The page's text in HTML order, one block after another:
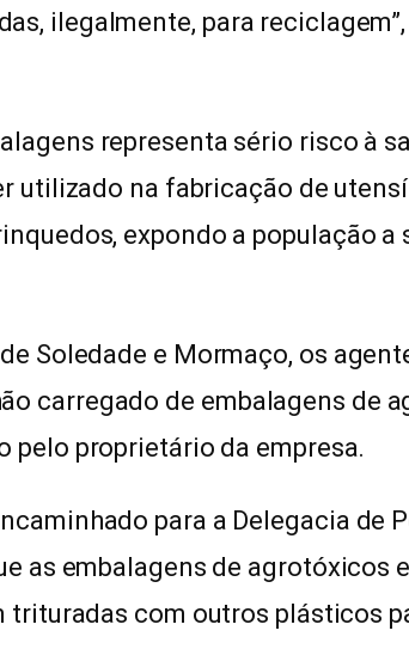
ilegalmente, para
representa sério risco à
utilizado na fabricação de
expondo a população a
Soledade e Mormaço, os
carregado de embalagens de
pelo proprietário da empresa.
para a Delegacia de
as embalagens de agrotóxicos
trituradas com outros plásticos